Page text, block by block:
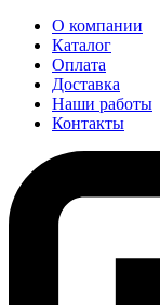
О компании
Каталог
Оплата
Доставка
Наши работы
Контакты